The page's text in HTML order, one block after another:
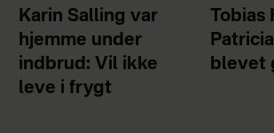
Karin Salling var
hjemme under
indbrud: Vil ikke
leve i frygt
Tobias
blevet